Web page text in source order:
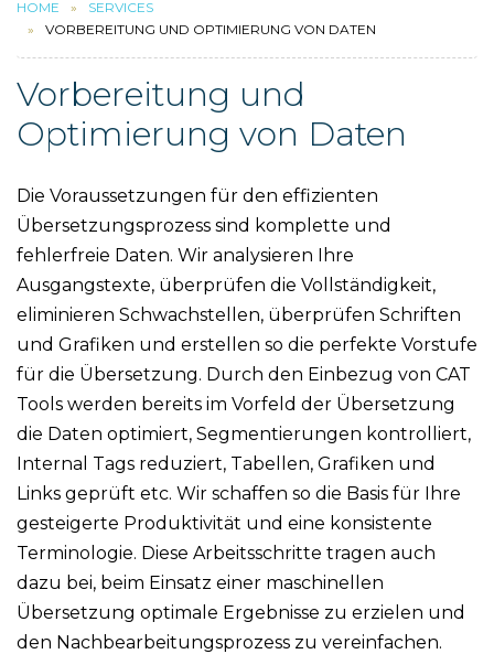
HOME
SERVICES
VORBEREITUNG UND OPTIMIERUNG VON DATEN
Vorbereitung und
Optimierung von Daten
Die Voraussetzungen für den effizienten
Übersetzungsprozess sind komplette und
fehlerfreie Daten. Wir analysieren Ihre
Ausgangstexte, überprüfen die Vollständigkeit,
eliminieren Schwachstellen, überprüfen Schriften
und Grafiken und erstellen so die perfekte Vorstufe
für die Übersetzung. Durch den Einbezug von CAT
Tools werden bereits im Vorfeld der Übersetzung
die Daten optimiert, Segmentierungen kontrolliert,
Internal Tags reduziert, Tabellen, Grafiken und
Links geprüft etc. Wir schaffen so die Basis für Ihre
gesteigerte Produktivität und eine konsistente
Terminologie. Diese Arbeitsschritte tragen auch
dazu bei, beim Einsatz einer maschinellen
Übersetzung optimale Ergebnisse zu erzielen und
den Nachbearbeitungsprozess zu vereinfachen.